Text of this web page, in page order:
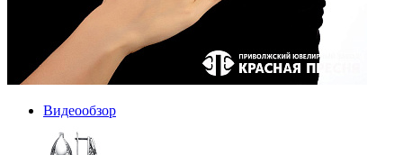
Видеообзор